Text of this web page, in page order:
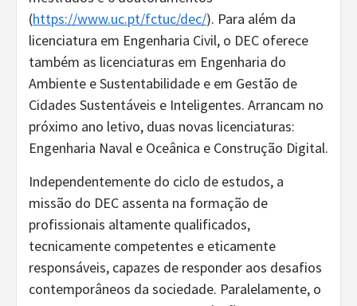
(https://www.uc.pt/fctuc/dec/). Para além da
licenciatura em Engenharia Civil, o DEC oferece
também as licenciaturas em Engenharia do
Ambiente e Sustentabilidade e em Gestão de
Cidades Sustentáveis e Inteligentes. Arrancam no
próximo ano letivo, duas novas licenciaturas:
Engenharia Naval e Oceânica e Construção Digital.
Independentemente do ciclo de estudos, a
missão do DEC assenta na formação de
profissionais altamente qualificados,
tecnicamente competentes e eticamente
responsáveis, capazes de responder aos desafios
contemporâneos da sociedade. Paralelamente, o